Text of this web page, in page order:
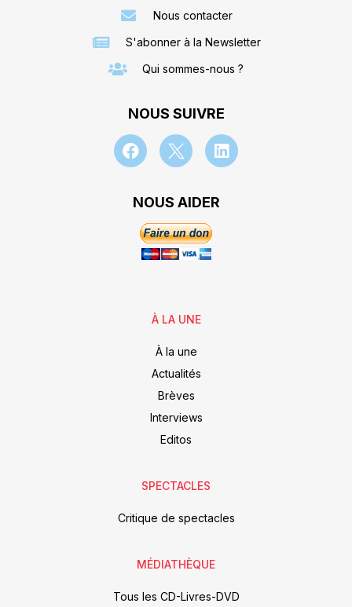
Nous contacter
S'abonner à la Newsletter
Qui sommes-nous ?
NOUS SUIVRE
NOUS AIDER
À LA UNE
À la une
Actualités
Brèves
Interviews
Editos
SPECTACLES
Critique de spectacles
MÉDIATHÈQUE
Tous les CD-Livres-DVD